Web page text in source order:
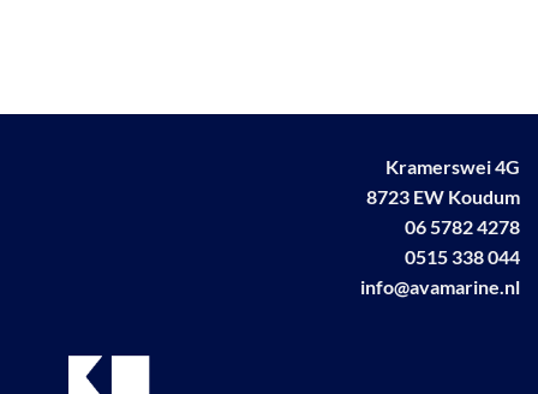
Kramerswei 4G
8723 EW Koudum
06 5782 4278
0515 338 044
info@avamarine.nl